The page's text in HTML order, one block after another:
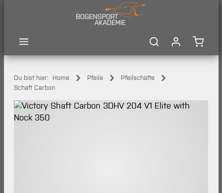
Du bist hier: Home Pfeile
Pfeilschäfte
Schaft Carbon
Bildergalerie überspringen